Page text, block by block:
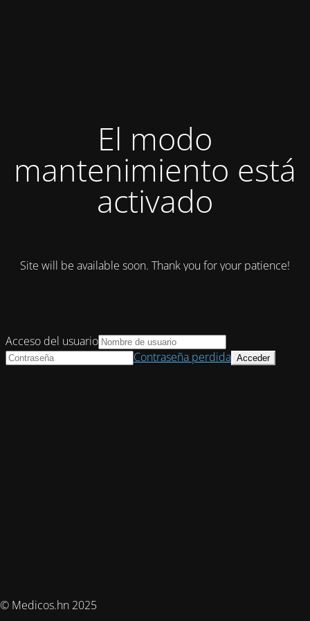
El modo
mantenimiento está
activado
Site will be available soon. Thank you for your patience!
© Medicos.hn 2025
Acceso del usuario
Contraseña perdida